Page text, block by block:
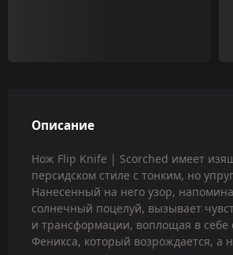
Описание
Нож Flip Knife | Scorched имеет
персидском стиле с тонким, но
Нанесенный на него узор,
солнечный поцелуй, вызывает
и трансформации, воплощая в себе
Феникса, который возрождается, а